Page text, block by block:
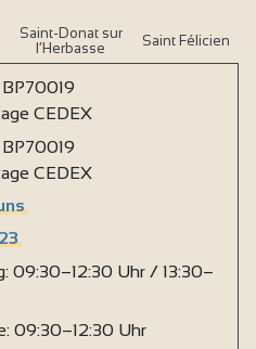
Saint-Donat sur
l’Herbasse
Saint Félicien
CEDEX
CEDEX
09:30–12:30 Uhr / 13:30–
09:30–12:30 Uhr